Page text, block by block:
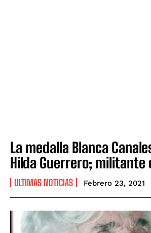
La medalla Blanca
Hilda Guerrero; militante
ULTIMAS NOTICIAS Febrero 23, 2021